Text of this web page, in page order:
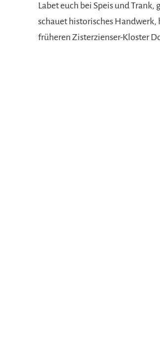
Labet euch bei Speis und
schauet historisches Handwerk,
früheren Zisterzienser-Kloster